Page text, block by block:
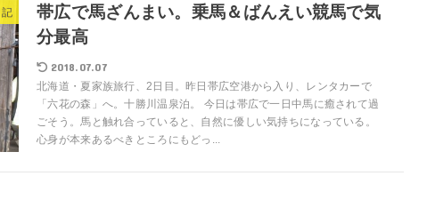
記
帯広で馬ざんまい。乗馬＆ばんえい競馬で気
分最高
2018.07.07
北海道・夏家族旅行、2日目。昨日帯広空港から入り、レンタカーで
「六花の森」へ。十勝川温泉泊。 今日は帯広で一日中馬に癒されて過
ごそう。馬と触れ合っていると、自然に優しい気持ちになっている。
心身が本来あるべきところにもどっ...